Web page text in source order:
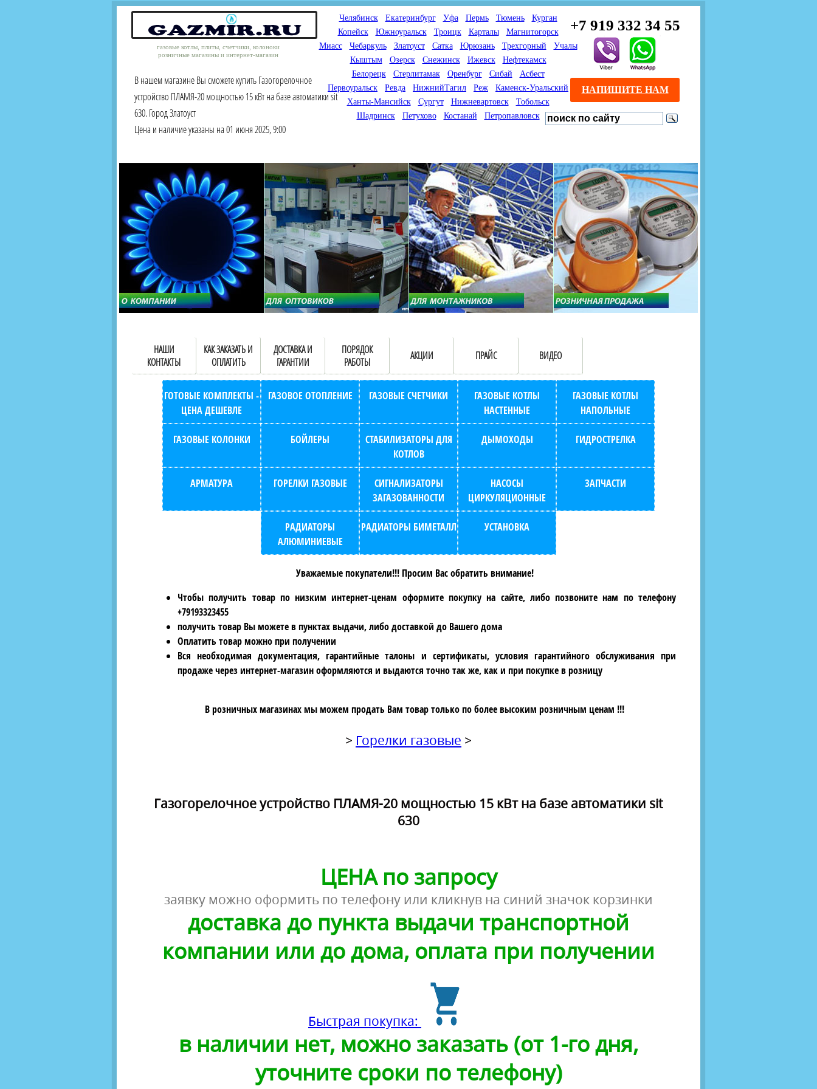
газовые котлы, плиты, счетчики, колоноки
розничные магазины и интернет-магазин
+7 919 332 34 55
Челябинск Екатеринбург Уфа Пермь Тюмень
Курган
Копейск
Южноуральск Троицк Карталы
Магнитогорск
Миасс
Чебаркуль Златоуст Сатка Юрюзань Трехгорный
Учалы
Кыштым
Озерск Снежинск Ижевск
Нефтекамск
Белорецк
Стерлитамак Оренбург Сибай
Асбест
Первоуральск
Ревда НижнийТагил Реж
Каменск-Уральский
Ханты-Мансийск
Сургут Нижневартовск
Тобольск
Шадринск
Петухово Костанай Петропавловск
В нашем магазине Вы сможете купить Газогорелочное
устройство ПЛАМЯ-20 мощностью 15 кВт на базе автоматики sit
630. Город Златоуст
Цена и наличие указаны на 01 июня 2025, 9:00
НАПИШИТЕ НАМ
Мы продаем газовые котлы
для отопления,
водонагреватели, счетчики
газа с доставкой по городам
России и Казахстана
Мы специализируемся на
снабжении магазинов
газового оборудования.
Предлагаем полный
ассортимент товара для
открытия магазина газового
оборудования в Вашем
городе. Мы знаем что будет
продаваться.
Предлагаем взаимовыгодное
сотрудничество
монтажникам газового
оборудования. Если Вы
занимаетесь установкой
газового оборудования, мы
предлагаем Вам оптовые
цены и документарное
сопровождение Ваших
продаж (берем всю
бухгалтерию "на себя")
НАШИ
КОНТАКТЫ
КАК ЗАКАЗАТЬ И
ОПЛАТИТЬ
ДОСТАВКА И
ГАРАНТИИ
ПОРЯДОК
РАБОТЫ
АКЦИИ ПРАЙС ВИДЕО
ГОТОВЫЕ КОМПЛЕКТЫ -
ЦЕНА ДЕШЕВЛЕ
ГАЗОВОЕ ОТОПЛЕНИЕ ГАЗОВЫЕ СЧЕТЧИКИ
ГАЗОВЫЕ КОТЛЫ
НАСТЕННЫЕ
ГАЗОВЫЕ КОТЛЫ
НАПОЛЬНЫЕ
ГАЗОВЫЕ КОЛОНКИ БОЙЛЕРЫ
СТАБИЛИЗАТОРЫ ДЛЯ
КОТЛОВ
ДЫМОХОДЫ ГИДРОСТРЕЛКА
АРМАТУРА ГОРЕЛКИ ГАЗОВЫЕ
СИГНАЛИЗАТОРЫ
ЗАГАЗОВАННОСТИ
НАСОСЫ
ЦИРКУЛЯЦИОННЫЕ
ЗАПЧАСТИ
РАДИАТОРЫ
АЛЮМИНИЕВЫЕ
РАДИАТОРЫ БИМЕТАЛЛ УСТАНОВКА
Уважаемые покупатели!!! Просим Вас обратить внимание!
Чтобы получить товар по низким интернет-ценам оформите покупку на сайте, либо позвоните нам по телефону
+79193323455
получить товар Вы можете в пунктах выдачи, либо доставкой до Вашего дома
Оплатить товар можно при получении
Вся необходимая документация, гарантийные талоны и сертификаты, условия гарантийного обслуживания при
продаже через интернет-магазин оформляются и выдаются точно так же, как и при покупке в розницу
В розничных магазинах мы можем продать Вам товар только по более высоким розничным ценам !!!
> Горелки газовые >
Газогорелочное устройство ПЛАМЯ-20 мощностью 15 кВт на базе автоматики sit
630
ЦЕНА по запросу
заявку можно оформить по телефону или кликнув на синий значок корзинки
доставка до пункта выдачи транспортной
компании или до дома, оплата при получении
Быстрая покупка:
в наличии нет, можно заказать (от 1-го дня,
уточните сроки по телефону)